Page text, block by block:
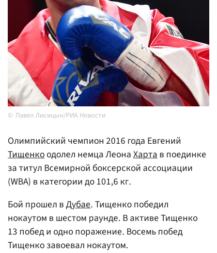
Павел Лисицын/РИА Новости
Олимпийский чемпион 2016 года Евгений
Тищенкоодолел немца ЛеонаХартав поединке
за титул Всемирной боксерской ассоциации
(WBA) в категории до 101,6 кг.
Бой прошел вДубае. Тищенко победил
нокаутом в шестом раунде. В активе Тищенко
13 побед и одно поражение. Восемь побед
Тищенко завоевал нокаутом.